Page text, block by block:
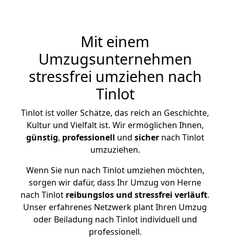
Mit einem
Umzugsunternehmen
stressfrei umziehen nach
Tinlot
Tinlot ist voller Schätze, das reich an Geschichte,
Kultur und Vielfalt ist. Wir ermöglichen Ihnen,
günstig, professionell und sichernach Tinlot
umzuziehen.
Wenn Sie nun nach Tinlot umziehen möchten,
sorgen wir dafür, dass Ihr Umzug von Herne
nach Tinlot reibungslos und stressfrei verläuft.
Unser erfahrenes Netzwerk plant Ihren Umzug
oder Beiladung nach Tinlot individuell und
professionell.